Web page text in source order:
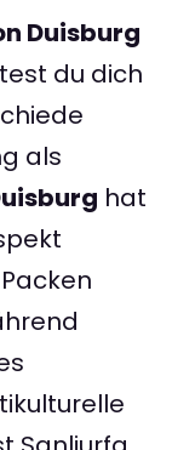
Duisburg
du dich
als
hat